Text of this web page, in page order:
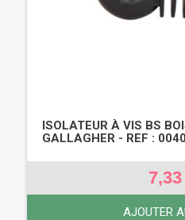
ISOLATEUR À VIS BS
GALLAGHER - REF :
AJOUTER